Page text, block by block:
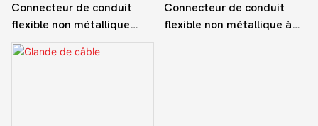
Connecteur de conduit
flexible non métallique
droit
Connecteur de conduit
flexible non métallique à